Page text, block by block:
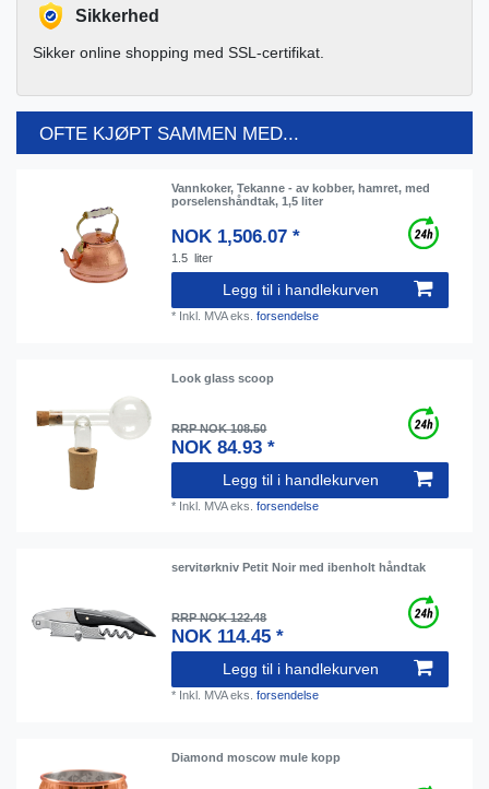
Sikkerhed
Sikker online shopping med SSL-certifikat.
OFTE KJØPT SAMMEN MED...
Vannkoker, Tekanne - av kobber, hamret, med
porselenshåndtak, 1,5 liter
NOK 1,506.07 *
1.5 liter
Legg til i handlekurven
* Inkl. MVAeks.forsendelse
Look glass scoop
RRP NOK 108.50
NOK 84.93 *
Legg til i handlekurven
* Inkl. MVAeks.forsendelse
servitørkniv Petit Noir med ibenholt håndtak
RRP NOK 122.48
NOK 114.45 *
Legg til i handlekurven
* Inkl. MVAeks.forsendelse
Diamond moscow mule kopp